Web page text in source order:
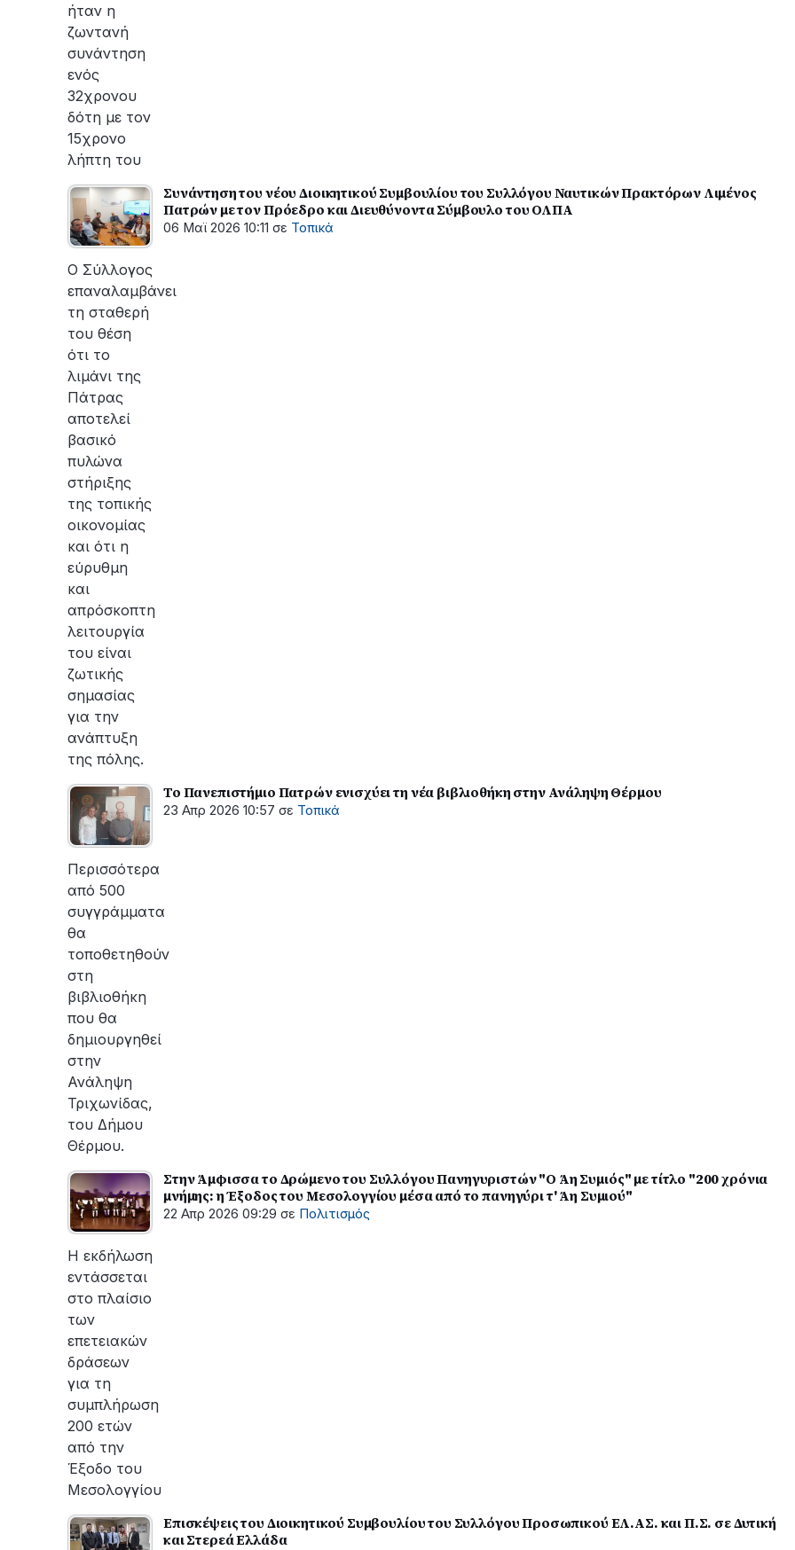
ήταν η
ζωντανή
συνάντηση
ενός
32χρονου
δότη με τον
15χρονο
λήπτη του
Συνάντηση του νέου Διοικητικού Συμβουλίου του Συλλόγου Ναυτικών Πρακτόρων Λιμένος
Πατρών με τον Πρόεδρο και Διευθύνοντα Σύμβουλο του ΟΛΠΑ
06 Μαϊ 2026 10:11 σε Τοπικά
Ο Σύλλογος
επαναλαμβάνει
τη σταθερή
του θέση
ότι το
λιμάνι της
Πάτρας
αποτελεί
βασικό
πυλώνα
στήριξης
της τοπικής
οικονομίας
και ότι η
εύρυθμη
και
απρόσκοπτη
λειτουργία
του είναι
ζωτικής
σημασίας
για την
ανάπτυξη
της πόλης.
Το Πανεπιστήμιο Πατρών ενισχύει τη νέα βιβλιοθήκη στην Ανάληψη Θέρμου
23 Απρ 2026 10:57 σε Τοπικά
Περισσότερα
από 500
συγγράμματα
θα
τοποθετηθούν
στη
βιβλιοθήκη
που θα
δημιουργηθεί
στην
Ανάληψη
Τριχωνίδας,
του Δήμου
Θέρμου.
Στην Άμφισσα το Δρώμενο του Συλλόγου Πανηγυριστών "Ο Άη Συμιός" με τίτλο "200 χρόνια
μνήμης: η Έξοδος του Μεσολογγίου μέσα από το πανηγύρι τ' Άη Συμιού"
22 Απρ 2026 09:29 σε Πολιτισμός
Η εκδήλωση
εντάσσεται
στο πλαίσιο
των
επετειακών
δράσεων
για τη
συμπλήρωση
200 ετών
από την
Έξοδο του
Μεσολογγίου
Επισκέψεις του Διοικητικού Συμβουλίου του Συλλόγου Προσωπικού ΕΛ.ΑΣ. και Π.Σ. σε Δυτική
και Στερεά Ελλάδα